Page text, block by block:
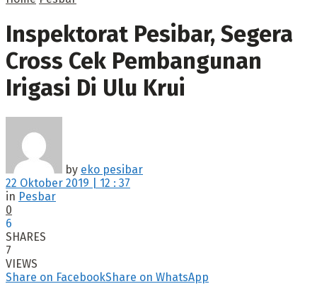
Inspektorat Pesibar, Segera
Cross Cek Pembangunan
Irigasi Di Ulu Krui
by eko pesibar
22 Oktober 2019 | 12 : 37
in Pesbar
0
6
SHARES
7
VIEWS
Share on FacebookShare on WhatsApp